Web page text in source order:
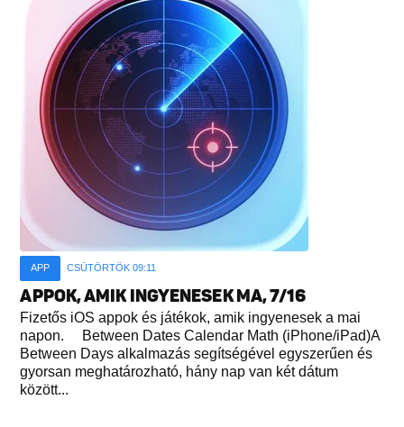
APP CSÜTÖRTÖK 09:11
APPOK, AMIK INGYENESEK MA, 7/16
Fizetős iOS appok és játékok, amik ingyenesek a mai
napon. Between Dates Calendar Math (iPhone/iPad)A
Between Days alkalmazás segítségével egyszerűen és
gyorsan meghatározható, hány nap van két dátum
között...